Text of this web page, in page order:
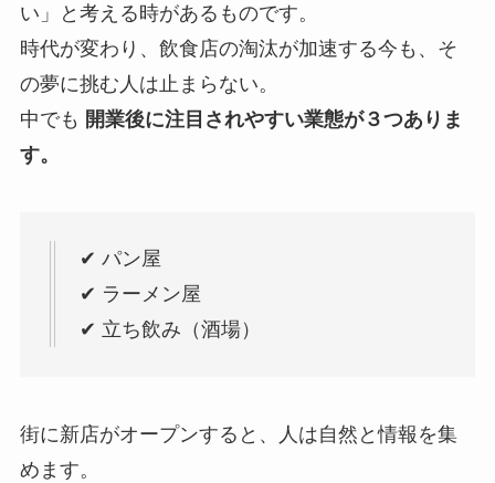
い」と考える時があるものです。
時代が変わり、飲食店の淘汰が加速する今も、そ
の夢に挑む人は止まらない。
中でも 開業後に注目されやすい業態が３つありま
す。
✔ パン屋
✔ ラーメン屋
✔ 立ち飲み（酒場）
街に新店がオープンすると、人は自然と情報を集
めます。